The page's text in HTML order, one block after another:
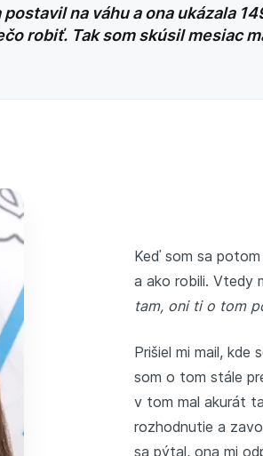
na váhu a ona ukázala
robiť. Tak som skúsil mesiac
Keď som sa
a ako robili. Vtedy
tam, oni ti o tom
Prišiel mi mail, kde
som o tom stále
v tom mal akurát
rozhodnutie a
sa pýtal, ona mi